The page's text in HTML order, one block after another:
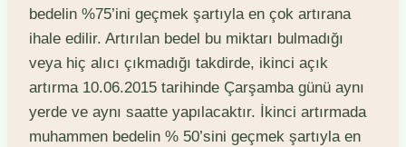
bedelin %75’ini geçmek şartıyla en çok artırana
ihale edilir. Artırılan bedel bu miktarı bulmadığı
veya hiç alıcı çıkmadığı takdirde, ikinci açık
artırma 10.06.2015 tarihinde Çarşamba günü aynı
yerde ve aynı saatte yapılacaktır. İkinci artırmada
muhammen bedelin % 50’sini geçmek şartıyla en